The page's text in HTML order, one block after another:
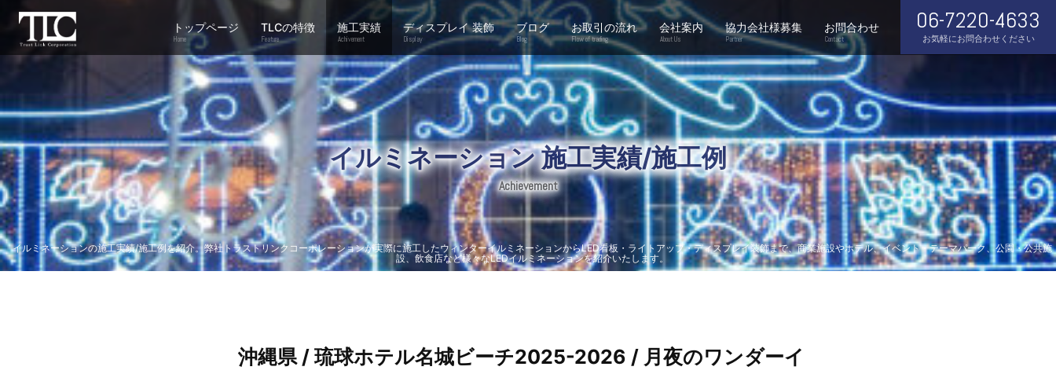
トップページ
Home
TLCの特徴
Feature
施工実績
Achivement
ディスプレイ 装飾
Display
ブログ
Blog
お取引の流れ
Flow of trading
会社案内
About Us
協力会社様募集
Partner
お問合わせ
Contact
06-7220-4633
お気軽にお問合わせください
イルミネーション 施工実績/施工例
Achievement
イルミネーションの施工実績/施工例を紹介。弊社トラストリンクコーポレーションが実際に施工したウィンターイルミネーションからLED看板・ライトアップ・ディスプレイ装飾まで、商業施設やホテル、イベント・テーマパーク、公園・公共施
設、飲食店など様々なLEDイルミネーションを紹介いたします。
沖縄県 / 琉球ホテル名城ビーチ2025-2026 / 月夜のワンダーイ